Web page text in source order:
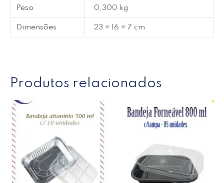
Peso 0,300 kg
Dimensões 23 × 16 × 7 cm
Produtos relacionados